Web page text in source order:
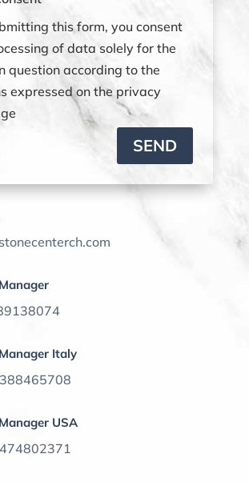
this form, you consent
of data solely for the
question according to the
expressed on the privacy
SEND
Italy
USA